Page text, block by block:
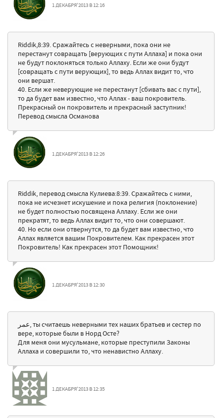
1 ДЕКАБРЯ'2013 В 12:16
Riddik,8:39. Сражайтесь с неверными, пока они не
перестанут совращать [верующих с пути Аллаха] и пока они
не будут поклоняться только Аллаху. Если же они будут
[совращать с пути верующих], то ведь Аллах видит то, что
они вершат.
40. Если же неверующие не перестанут [сбивать вас с пути],
то да будет вам известно, что Аллах - ваш покровитель.
Прекрасный он покровитель и прекрасный заступник!
Перевод смысла Османова
1 ДЕКАБРЯ'2013 В 12:26
Riddik, перевод смысла Кулиева:8:39. Сражайтесь с ними,
пока не исчезнет искушение и пока религия (поклонение)
не будет полностью посвящена Аллаху. Если же они
прекратят, то ведь Аллах видит то, что они совершают.
40. Но если они отвернутся, то да будет вам известно, что
Аллах является вашим Покровителем. Как прекрасен этот
Покровитель! Как прекрасен этот Помощник!
1 ДЕКАБРЯ'2013 В 12:30
عمر, ты считаешь неверными тех наших братьев и сестер по
вере, которые были в Норд Осте?
Для меня они мусульмане, которые преступили Законы
Аллаха и совершили то, что ненавистно Аллаху.
1 ДЕКАБРЯ'2013 В 12:35